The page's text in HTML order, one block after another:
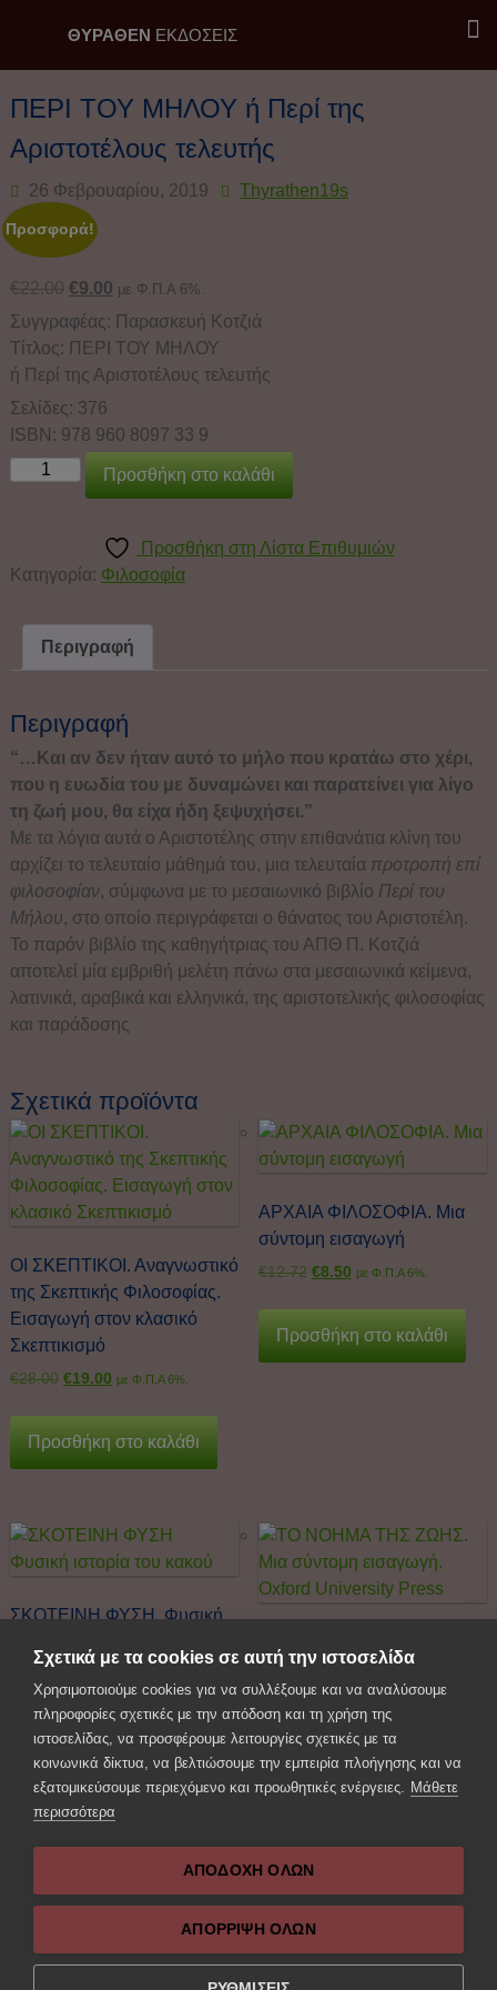
ΘΥΡΑΘΕΝ ΕΚΔΟΣΕΙΣ
ΠΕΡΙ ΤΟΥ ΜΗΛΟΥ ή Περί της
Αριστοτέλους τελευτής
26 Φεβρουαρίου, 2019 Thyrathen19s
Προσφορά!
€22.00 €9.00 με Φ.Π.Α 6%.
Συγγραφέας: Παρασκευή Κοτζιά
Τίτλος: ΠΕΡΙ ΤΟΥ ΜΗΛΟΥ
ή Περί της Αριστοτέλους τελευτής
Σελίδες: 376
ISBN: 978 960 8097 33 9
Προσθήκη στο καλάθι
Προσθήκη στη Λίστα Επιθυμιών
Κατηγορία: Φιλοσοφία
Περιγραφή
Περιγραφή
“…Και αν δεν ήταν αυτό το μήλο που κρατάω στο χέρι,
που η ευωδία του με δυναμώνει και παρατείνει για λίγο
τη ζωή μου, θα είχα ήδη ξεψυχήσει.”
Με τα λόγια αυτά ο Αριστοτέλης στην επιθανάτια κλίνη του
αρχίζει το τελευταίο μάθημά του, μια τελευταία προτροπή επί
φιλοσοφίαν, σύμφωνα με το μεσαιωνικό βιβλίο Περί του
Μήλου, στο οποίο περιγράφεται ο θάνατος του Αριστοτέλη.
Το παρόν βιβλίο της καθηγήτριας του ΑΠΘ Π. Κοτζιά
αποτελεί μία εμβριθή μελέτη πάνω στα μεσαιωνικά κείμενα,
λατινικά, αραβικά και ελληνικά, της αριστοτελικής φιλοσοφίας
και παράδοσης
Σχετικά προϊόντα
ΟΙ ΣΚΕΠΤΙΚΟΙ. Αναγνωστικό
της Σκεπτικής Φιλοσοφίας.
Εισαγωγή στον κλασικό
Σκεπτικισμό
€28.00 €19.00 με Φ.Π.Α 6%.
Προσθήκη στο καλάθι
ΑΡΧΑΙΑ ΦΙΛΟΣΟΦΙΑ. Μια
σύντομη εισαγωγή
€12.72 €8.50 με Φ.Π.Α 6%.
Προσθήκη στο καλάθι
ΣΚΟΤΕΙΝΗ ΦΥΣΗ Φυσική
Προσθήκη στο καλάθι
σύντομη εισαγωγή. Oxford
University Press
12.00 8.00
Προσθήκη στο καλάθι
ΣΚΕΠΤΙΚΟΙ. Αναγνωστικό
της Σκεπτικής Φιλοσοφίας.
Next Post: Η θεραπεία της
πράξη της ελληνιστικής
Σχετικά με τα cookies σε αυτή την ιστοσελίδα
Χρησιμοποιούμε cookies για να συλλέξουμε και να αναλύσουμε
πληροφορίες σχετικές με την απόδοση και τη χρήση της
ιστοσελίδας, να προσφέρουμε λειτουργίες σχετικές με τα
κοινωνικά δίκτυα, να βελτιώσουμε την εμπειρία πλοήγησης και να
εξατομικεύσουμε περιεχόμενο και προωθητικές ενέργειες. Μάθετε
περισσότερα
ΑΠΟΔΟΧΗ ΟΛΩΝ
ΑΠΌΡΡΙΨΗ ΌΛΩΝ